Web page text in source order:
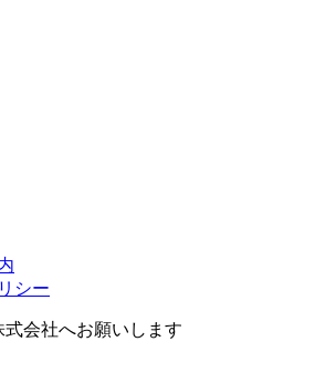
シー
会社へお願いします